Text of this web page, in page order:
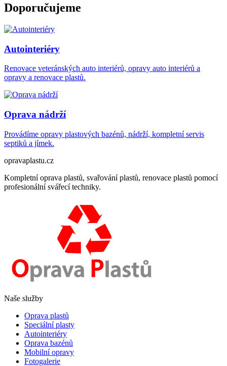
Doporučujeme
Autointeriéry
Renovace veteránských auto interiérů, opravy auto interiérů a
opravy a renovace plastů.
Oprava nádrží
Provádíme opravy plastových bazénů, nádrží, kompletní servis
septiků a jímek.
opravaplastu.cz
Kompletní oprava plastů, svařování plastů, renovace plastů pomocí
profesionální svářecí techniky.
Naše služby
Oprava plastů
Speciální plasty
Autointeriéry
Oprava bazénů
Mobilní opravy
Fotogalerie